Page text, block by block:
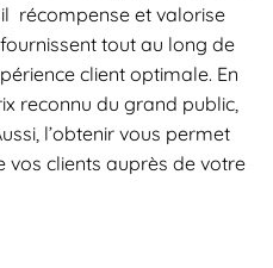
récompense et valorise
tout au long de
client optimale. En
reconnu du grand public,
l’obtenir vous permet
vos clients auprès de votre